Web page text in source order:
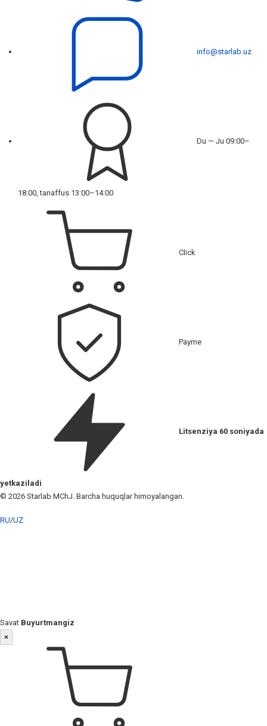
info@starlab.uz
Du — Ju 09:00–
18:00, tanaffus 13:00–14:00
Click
Payme
Litsenziya 60 soniyada
yetkaziladi
© 2026 Starlab MChJ. Barcha huquqlar himoyalangan.
RU/UZ
Savat Buyurtmangiz
×